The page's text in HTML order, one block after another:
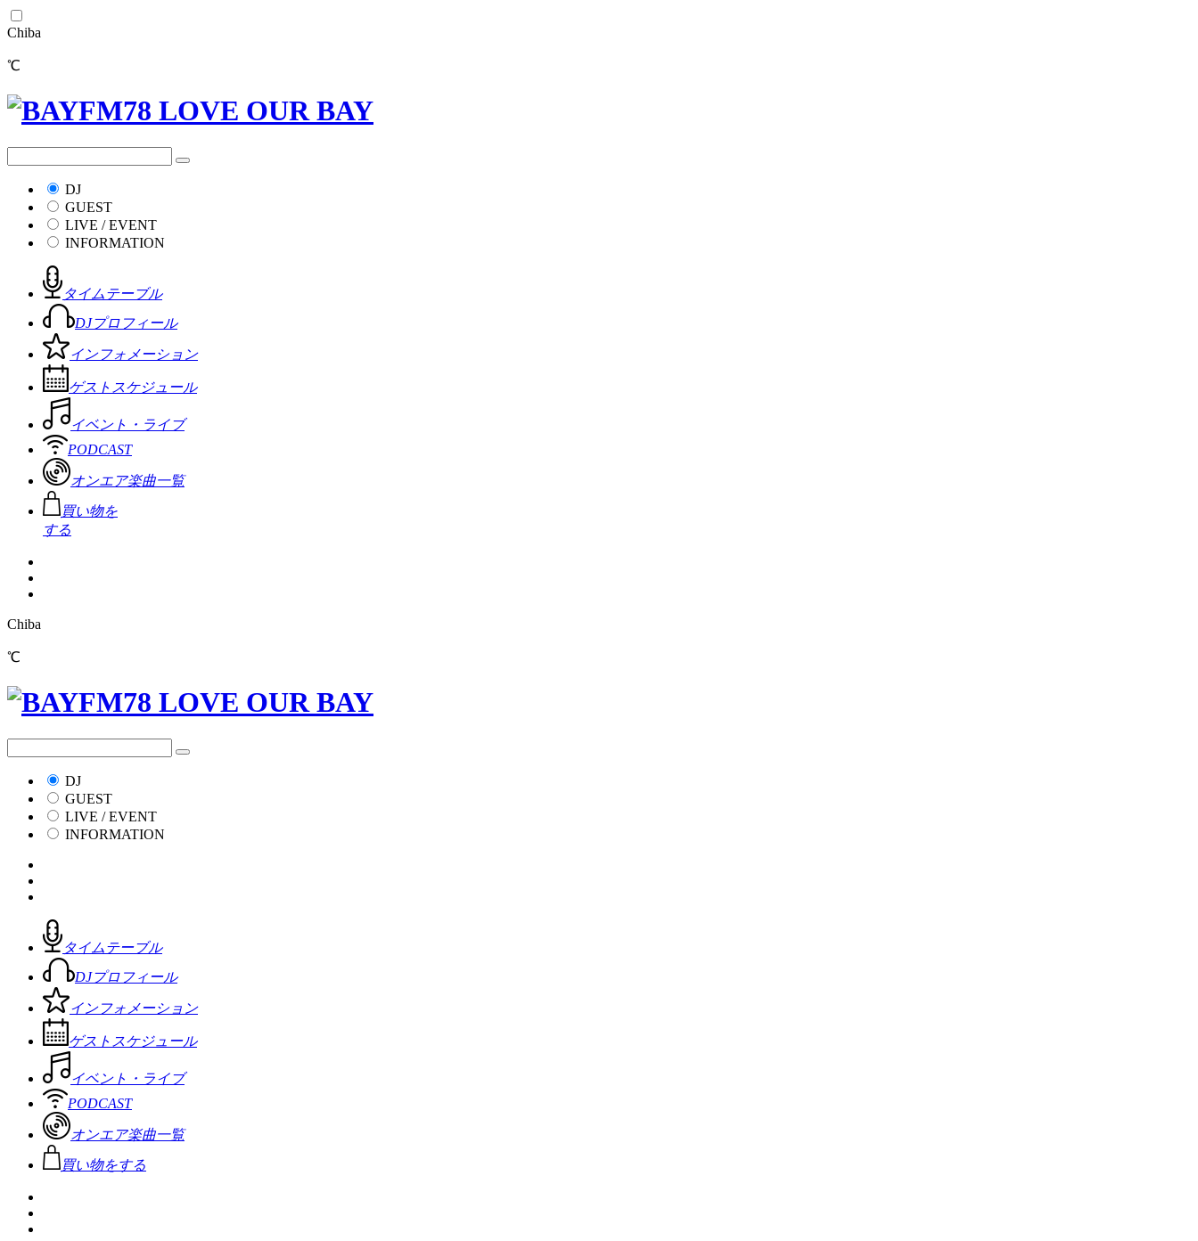
Chiba
℃
DJ
GUEST
LIVE / EVENT
INFORMATION
タイムテーブル
DJプロフィール
インフォメーション
ゲストスケジュール
イベント・ライブ
PODCAST
オンエア楽曲一覧
買い物を
する
Chiba
℃
DJ
GUEST
LIVE / EVENT
INFORMATION
タイムテーブル
DJプロフィール
インフォメーション
ゲストスケジュール
イベント・ライブ
PODCAST
オンエア楽曲一覧
買い物をする